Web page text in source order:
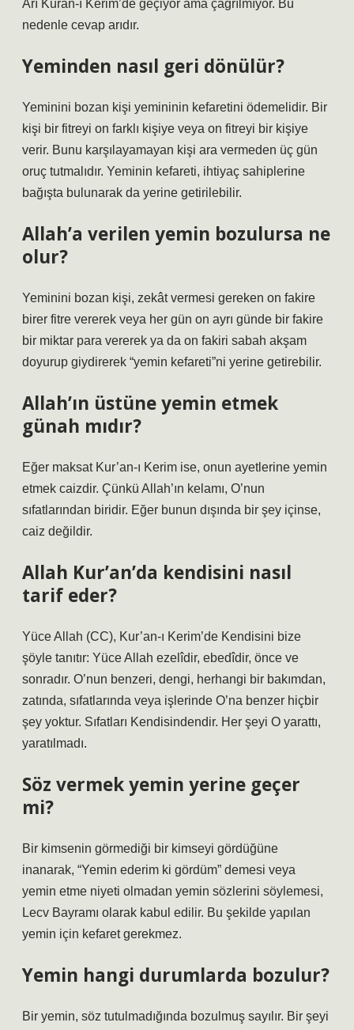
Arı Kuran-ı Kerim’de geçiyor ama çağrılmıyor. Bu
nedenle cevap arıdır.
Yeminden nasıl geri dönülür?
Yeminini bozan kişi yemininin kefaretini ödemelidir. Bir
kişi bir fitreyi on farklı kişiye veya on fitreyi bir kişiye
verir. Bunu karşılayamayan kişi ara vermeden üç gün
oruç tutmalıdır. Yeminin kefareti, ihtiyaç sahiplerine
bağışta bulunarak da yerine getirilebilir.
Allah’a verilen yemin bozulursa ne
olur?
Yeminini bozan kişi, zekât vermesi gereken on fakire
birer fitre vererek veya her gün on ayrı günde bir fakire
bir miktar para vererek ya da on fakiri sabah akşam
doyurup giydirerek “yemin kefareti”ni yerine getirebilir.
Allah’ın üstüne yemin etmek
günah mıdır?
Eğer maksat Kur’an-ı Kerim ise, onun ayetlerine yemin
etmek caizdir. Çünkü Allah’ın kelamı, O’nun
sıfatlarından biridir. Eğer bunun dışında bir şey içinse,
caiz değildir.
Allah Kur’an’da kendisini nasıl
tarif eder?
Yüce Allah (CC), Kur’an-ı Kerim’de Kendisini bize
şöyle tanıtır: Yüce Allah ezelîdir, ebedîdir, önce ve
sonradır. O’nun benzeri, dengi, herhangi bir bakımdan,
zatında, sıfatlarında veya işlerinde O’na benzer hiçbir
şey yoktur. Sıfatları Kendisindendir. Her şeyi O yarattı,
yaratılmadı.
Söz vermek yemin yerine geçer
mi?
Bir kimsenin görmediği bir kimseyi gördüğüne
inanarak, “Yemin ederim ki gördüm” demesi veya
yemin etme niyeti olmadan yemin sözlerini söylemesi,
Lecv Bayramı olarak kabul edilir. Bu şekilde yapılan
yemin için kefaret gerekmez.
Yemin hangi durumlarda bozulur?
Bir yemin, söz tutulmadığında bozulmuş sayılır. Bir şeyi